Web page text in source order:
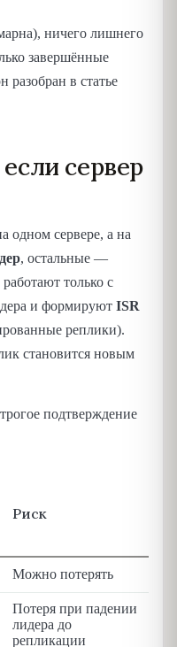
ничего лишнего
завершённые
разобран в статье
сервер
одном сервере, а на
, остальные —
только с
и формируют ISR
реплики).
становится новым
подтверждение
Риск
Можно потерять
Потеря при падении
лидера до
репликации